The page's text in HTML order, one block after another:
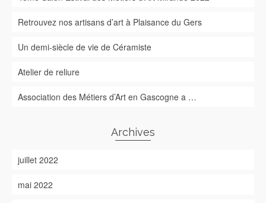
Retrouvez nos artisans d’art à Plaisance du Gers
Un demi-siècle de vie de Céramiste
Atelier de reliure
Association des Métiers d’Art en Gascogne a …
Archives
juillet 2022
mai 2022